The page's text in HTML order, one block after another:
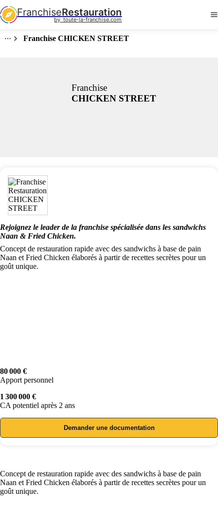
FranchiseRestauration
by  toute-la-franchise.com
Franchise CHICKEN STREET
Franchise
CHICKEN STREET
Rejoignez le leader de la franchise spécialisée dans les sandwichs
Naan & Fried Chicken.
Concept de restauration rapide avec des sandwichs à base de pain
Naan et Fried Chicken élaborés à partir de recettes secrètes pour un
goût unique.
80 000 €
Apport personnel
1 300 000 €
CA potentiel après 2 ans
Demander une documentation
Concept de restauration rapide avec des sandwichs à base de pain
Naan et Fried Chicken élaborés à partir de recettes secrètes pour un
goût unique.